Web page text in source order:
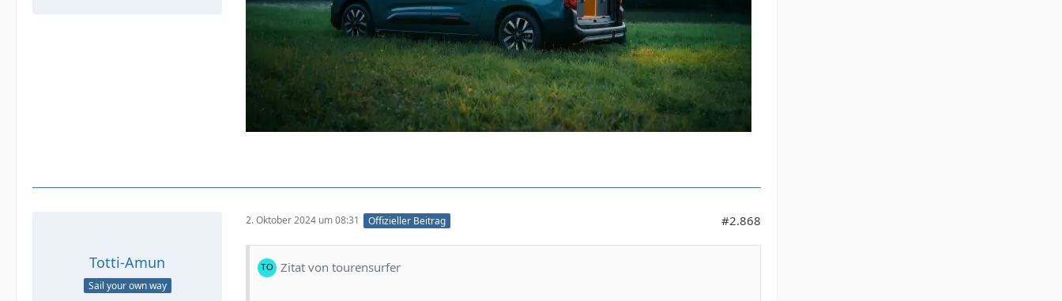
Totti-Amun
Sail your own way
2. Oktober 2024 um 08:31 Offizieller Beitrag #2.868
Zitat von tourensurfer